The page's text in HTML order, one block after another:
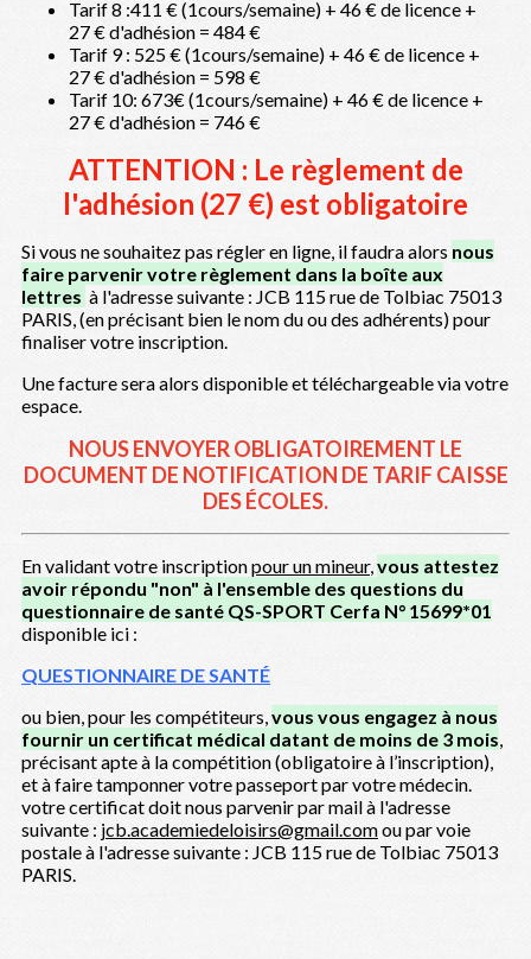
Tarif 8 :411 € (1cours/semaine) + 46 € de licence +
27 € d'adhésion = 484 €
Tarif 9 : 525 € (1cours/semaine) + 46 € de licence +
27 € d'adhésion = 598 €
Tarif 10: 673€ (1cours/semaine) + 46 € de licence +
27 € d'adhésion = 746 €
ATTENTION : Le règlement de
l'adhésion (27 €) est obligatoire
Si vous ne souhaitez pas régler en ligne, il faudra alors nous
faire parvenir votre règlement dans la boîte aux
lettres à l'adresse suivante : JCB 115 rue de Tolbiac 75013
PARIS, (en précisant bien le nom du ou des adhérents) pour
finaliser votre inscription.
Une facture sera alors disponible et téléchargeable via votre
espace.
NOUS ENVOYER OBLIGATOIREMENT LE
DOCUMENT DE NOTIFICATION DE TARIF CAISSE
DES ÉCOLES.
En validant votre inscriptionpour un mineur,vous attestez
avoir répondu "non" à l'ensemble des questions du
questionnaire de santé QS-SPORT Cerfa N° 15699*01
disponible ici :
QUESTIONNAIRE DE SANTÉ
ou bien, pour les compétiteurs,vous vous engagez à nous
fournir un certificat médical datant de moins de 3 mois,
précisant apte à la compétition (obligatoire à l’inscription),
et à faire tamponner votre passeport par votre médecin.
votre certificat doit nous parvenir par mail à l'adresse
suivante : jcb.academiedeloisirs@gmail.comou par voie
postale à l'adresse suivante : JCB 115 rue de Tolbiac 75013
PARIS.